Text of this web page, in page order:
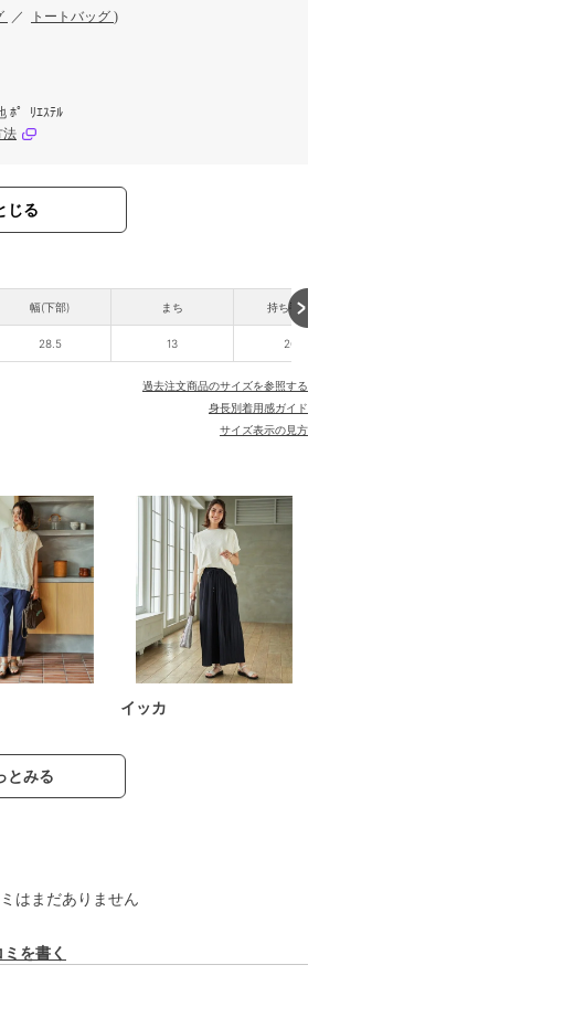
／ トートバッグ )
ﾎ゜ﾘｴｽﾃﾙ
法
じる
幅(下部) まち 持ち手高さ
28.5 13 26.4
過去注文商品のサイズを参照する
身長別着用感ガイド
サイズ表示の見方
イッカ
とみる
はまだありません
を書く